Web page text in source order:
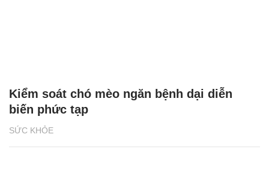
SỨC KHỎE
Kiểm soát chó mèo ngăn bệnh dại diễn
biến phức tạp